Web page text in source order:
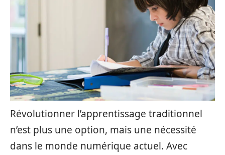
Révolutionner l’apprentissage traditionnel
n’est plus une option, mais une nécessité
dans le monde numérique actuel. Avec